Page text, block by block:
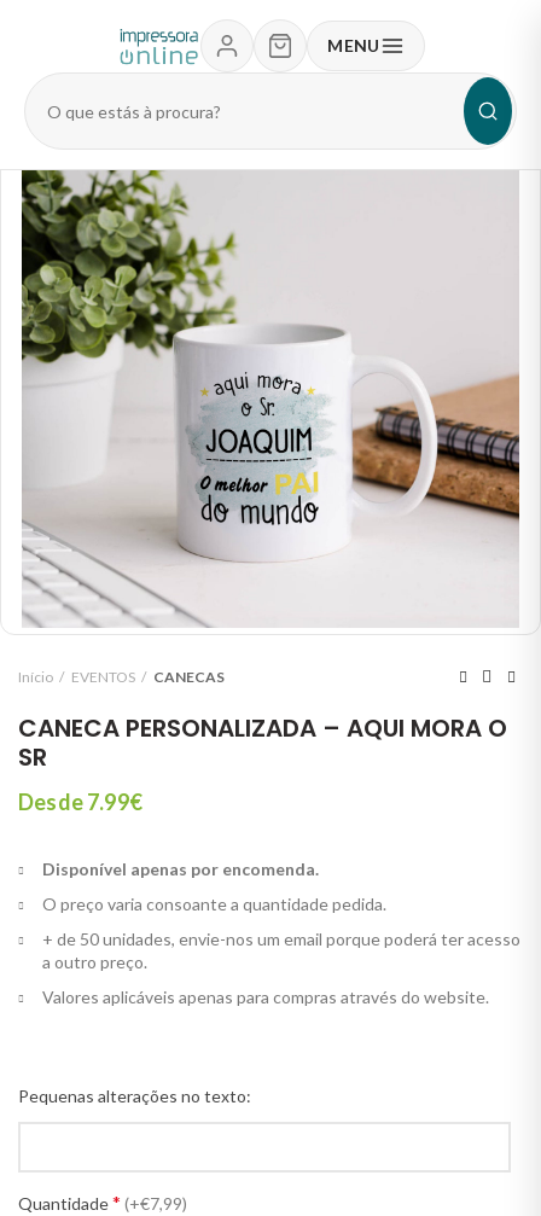
Pesquisar
produtos
MENU
Início EVENTOS CANECAS
CANECA PERSONALIZADA – AQUI MORA O
SR
Desde 7.99€
Disponível apenas por encomenda.
O preço varia consoante a quantidade pedida.
+ de 50 unidades, envie-nos um email porque poderá ter acesso
a outro preço.
Valores aplicáveis apenas para compras através do website.
Pequenas alterações no texto:
Quantidade* (+€7,99)